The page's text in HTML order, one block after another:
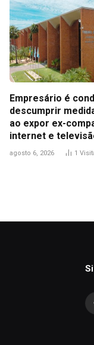
Empresário é
descumprir
ao expor ex-
internet e
agosto 6, 2026 1